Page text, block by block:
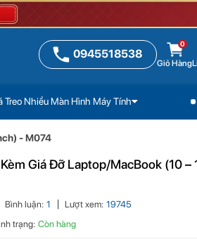
0945518538
0
Giỏ Hàng
Treo Nhiều Màn Hình Máy Tính
- M074
Giá Đỡ Laptop/MacBook (10 –
Bình luận: 1 Lượt xem: 19745
trạng: Còn hàng